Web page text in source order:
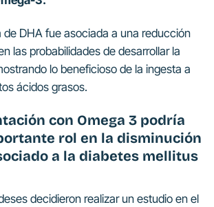
de DHA fue asociada a una reducción
las probabilidades de desarrollar la
lo beneficioso de la ingesta a
ácidos grasos.
con Omega 3 podría
rol en la disminución
a la diabetes mellitus
decidieron realizar un estudio en el